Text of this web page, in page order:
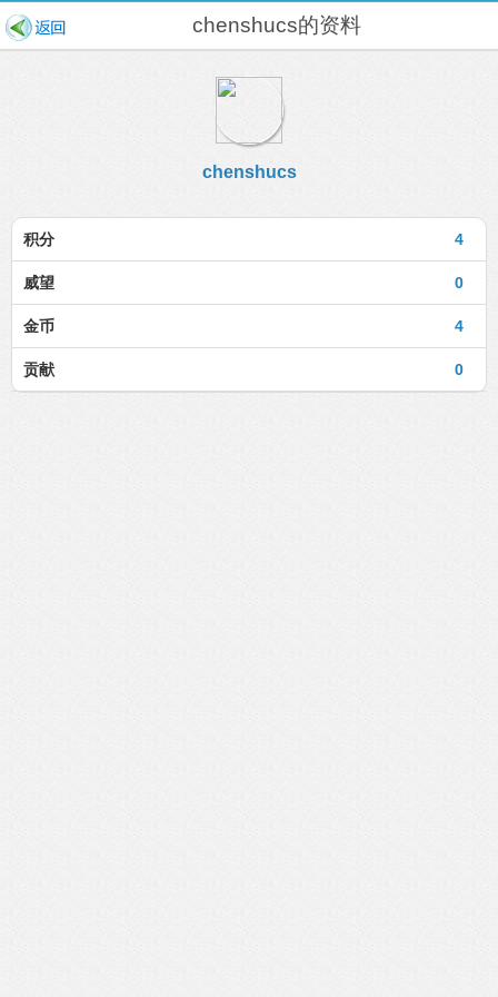
chenshucs的资料
chenshucs
4
积分
0
威望
4
金币
0
贡献